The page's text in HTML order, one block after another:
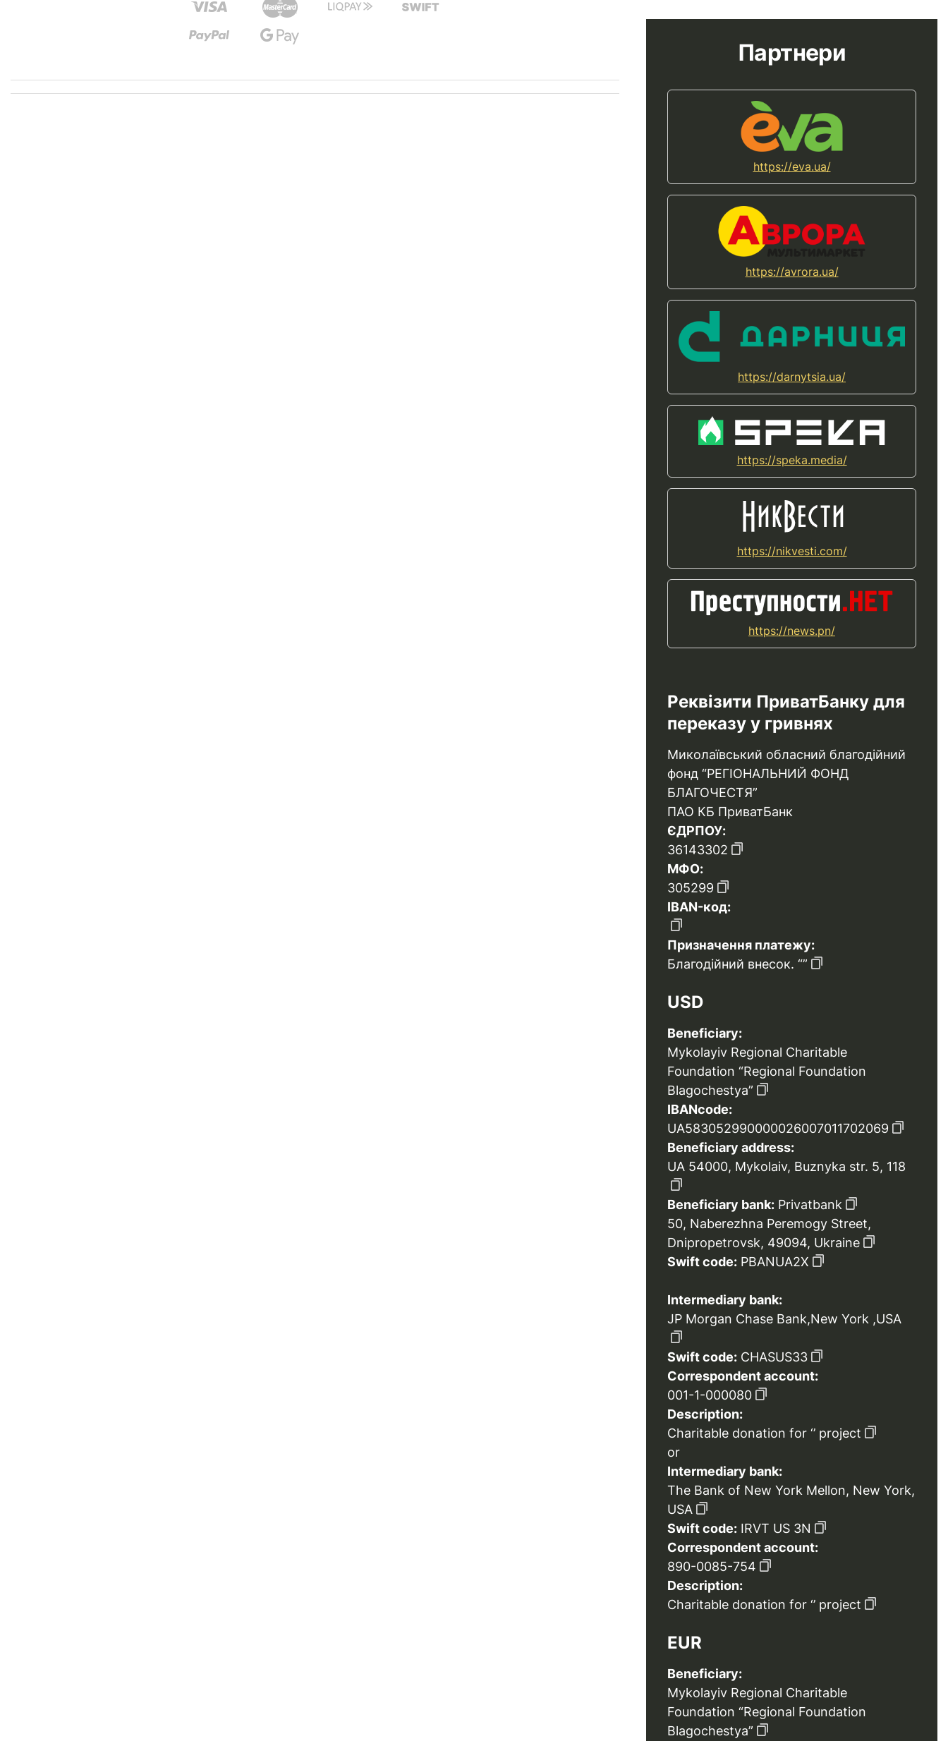
Партнери
https://eva.ua/
https://avrora.ua/
https://darnytsia.ua/
https://speka.media/
https://nikvesti.com/
https://news.pn/
Реквізити ПриватБанку для
переказу у гривнях
Миколаївський обласний благодійний
фонд “РЕГІОНАЛЬНИЙ ФОНД
БЛАГОЧЕСТЯ”
ПАО КБ ПриватБанк
ЄДРПОУ:
36143302
МФО:
305299
IBAN-код:
Призначення платежу:
Благодійний внесок. “”
USD
Beneficiary:
Mykolayiv Regional Charitable
Foundation “Regional Foundation
Blagochestya”
IBANcode:
UA583052990000026007011702069
Beneficiary address:
UA 54000, Mykolaiv, Buznyka str. 5, 118
Beneficiary bank: Privatbank
50, Naberezhna Peremogy Street,
Dnipropetrovsk, 49094, Ukraine
Swift code: PBANUA2X
Intermediary bank:
JP Morgan Chase Bank,New York ,USA
Swift code: CHASUS33
Correspondent account:
001-1-000080
Description:
Charitable donation for ‘’ project
or
Intermediary bank:
The Bank of New York Mellon, New York,
USA
Swift code: IRVT US 3N
Correspondent account:
890-0085-754
Description:
Charitable donation for ‘’ project
EUR
Beneficiary:
Mykolayiv Regional Charitable
Foundation “Regional Foundation
Blagochestya”